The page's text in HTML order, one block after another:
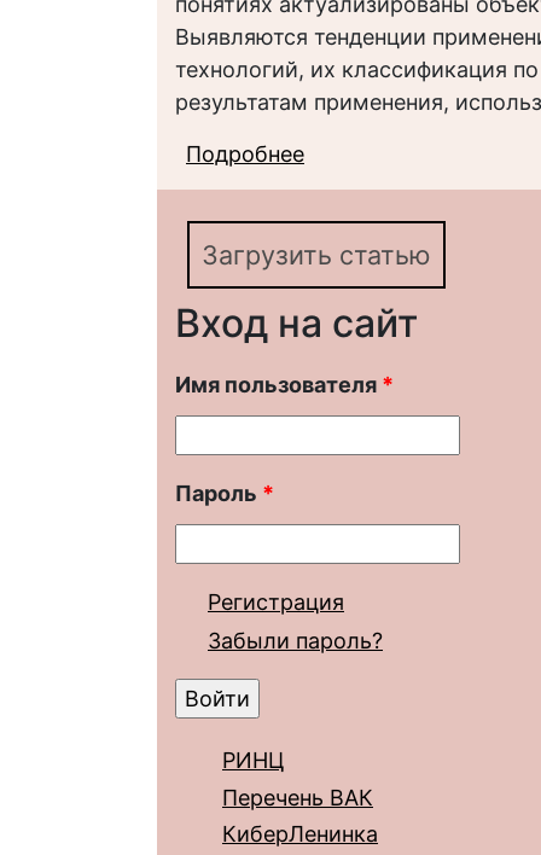
Выявляются тенденции
технологий, их классификация
результатам применения,
Подробнее
Загрузить статью
Вход на сайт
Имя пользователя *
Пароль *
Регистрация
Забыли пароль?
РИНЦ
Перечень ВАК
КиберЛенинка